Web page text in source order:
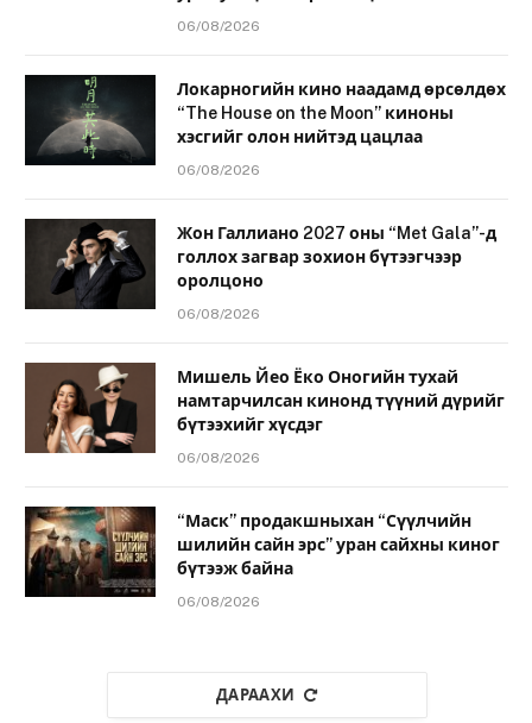
06/08/2026
Локарногийн кино наадамд өрсөлдөх
“The House on the Moon” киноны
хэсгийг олон нийтэд цацлаа
06/08/2026
Жон Галлиано 2027 оны “Met Gala”-д
голлох загвар зохион бүтээгчээр
оролцоно
06/08/2026
Мишель Йео Ёко Оногийн тухай
намтарчилсан кинонд түүний дүрийг
бүтээхийг хүсдэг
06/08/2026
“Маск” продакшныхан “Сүүлчийн
шилийн сайн эрс” уран сайхны киног
бүтээж байна
06/08/2026
ДАРААХИ